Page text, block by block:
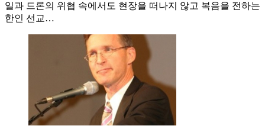
일과 드론의 위협 속에서도 현장을 떠나지 않고 복음을 전하는
한인 선교…